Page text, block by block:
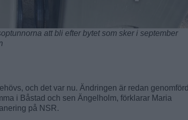
att bli efter bytet som sker i september
och det var nu. Ändringen är redan genomförd
i Båstad och sen Ängelholm, förklarar Maria
på NSR.